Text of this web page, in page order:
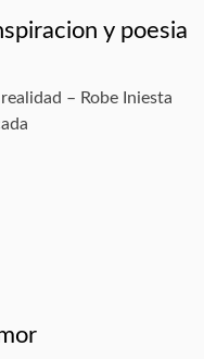
y poesia
– Robe Iniesta